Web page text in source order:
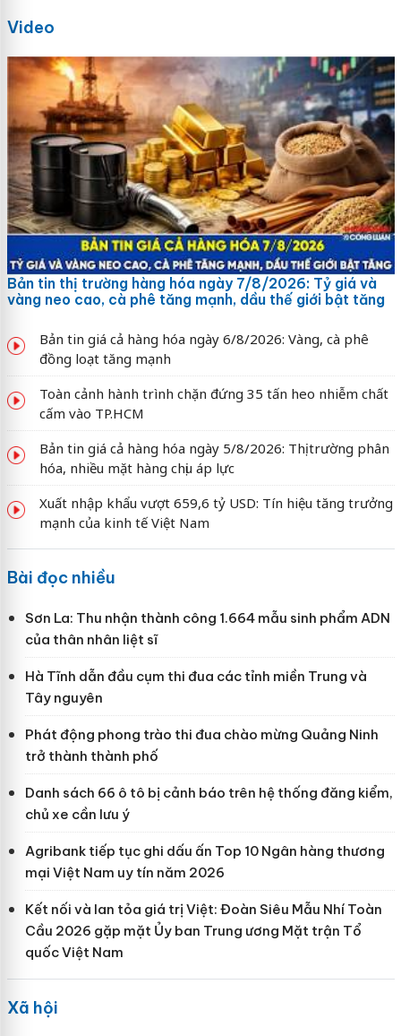
Video
Bản tin thị trường hàng hóa ngày 7/8/2026: Tỷ giá và
vàng neo cao, cà phê tăng mạnh, dầu thế giới bật tăng
Bản tin giá cả hàng hóa ngày 6/8/2026: Vàng, cà phê
đồng loạt tăng mạnh
Toàn cảnh hành trình chặn đứng 35 tấn heo nhiễm chất
cấm vào TP.HCM
Bản tin giá cả hàng hóa ngày 5/8/2026: Thị trường phân
hóa, nhiều mặt hàng chịu áp lực
Xuất nhập khẩu vượt 659,6 tỷ USD: Tín hiệu tăng trưởng
mạnh của kinh tế Việt Nam
Bài đọc nhiều
Sơn La: Thu nhận thành công 1.664 mẫu sinh phẩm ADN
của thân nhân liệt sĩ
Hà Tĩnh dẫn đầu cụm thi đua các tỉnh miền Trung và
Tây nguyên
Phát động phong trào thi đua chào mừng Quảng Ninh
trở thành thành phố
Danh sách 66 ô tô bị cảnh báo trên hệ thống đăng kiểm,
chủ xe cần lưu ý
Agribank tiếp tục ghi dấu ấn Top 10 Ngân hàng thương
mại Việt Nam uy tín năm 2026
Kết nối và lan tỏa giá trị Việt: Đoàn Siêu Mẫu Nhí Toàn
Cầu 2026 gặp mặt Ủy ban Trung ương Mặt trận Tổ
quốc Việt Nam
Xã hội